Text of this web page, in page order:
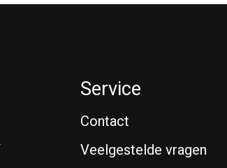
Service
Contact
Veelgestelde vragen